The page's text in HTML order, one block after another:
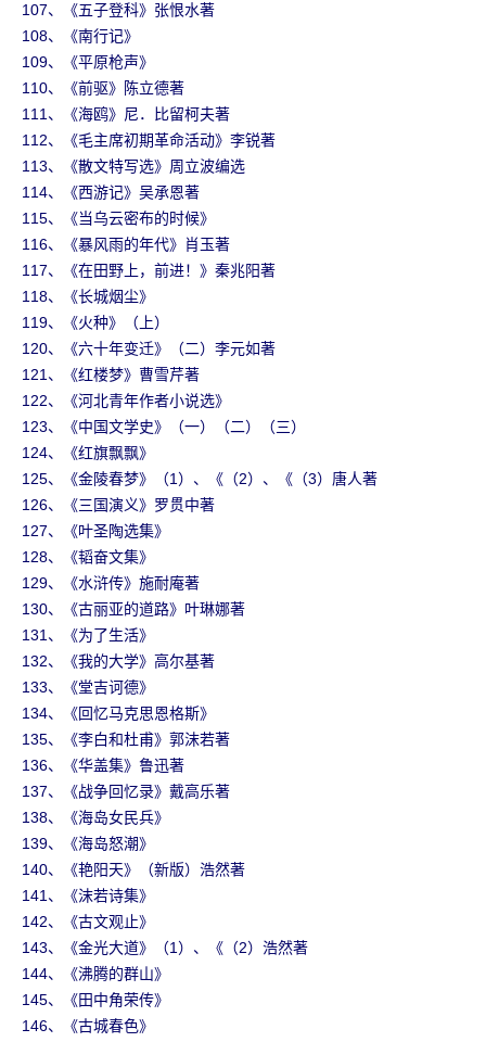
107、《五子登科》张恨水著
108、《南行记》
109、《平原枪声》
110、《前驱》陈立德著
111、《海鸥》尼．比留柯夫著
112、《毛主席初期革命活动》李锐著
113、《散文特写选》周立波编选
114、《西游记》吴承恩著
115、《当乌云密布的时候》
116、《暴风雨的年代》肖玉著
117、《在田野上，前进！》秦兆阳著
118、《长城烟尘》
119、《火种》（上）
120、《六十年变迁》（二）李元如著
121、《红楼梦》曹雪芹著
122、《河北青年作者小说选》
123、《中国文学史》（一）（二）（三）
124、《红旗飘飘》
125、《金陵春梦》（1）、《（2）、《（3）唐人著
126、《三国演义》罗贯中著
127、《叶圣陶选集》
128、《韬奋文集》
129、《水浒传》施耐庵著
130、《古丽亚的道路》叶琳娜著
131、《为了生活》
132、《我的大学》高尔基著
133、《堂吉诃德》
134、《回忆马克思恩格斯》
135、《李白和杜甫》郭沫若著
136、《华盖集》鲁迅著
137、《战争回忆录》戴高乐著
138、《海岛女民兵》
139、《海岛怒潮》
140、《艳阳天》（新版）浩然著
141、《沫若诗集》
142、《古文观止》
143、《金光大道》（1）、《（2）浩然著
144、《沸腾的群山》
145、《田中角荣传》
146、《古城春色》